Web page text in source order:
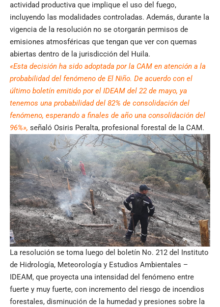
actividad productiva que implique el uso del fuego,
incluyendo las modalidades controladas. Además, durante la
vigencia de la resolución no se otorgarán permisos de
emisiones atmosféricas que tengan que ver con quemas
abiertas dentro de la jurisdicción del Huila.
«Esta decisión ha sido adoptada por la CAM en atención a la
probabilidad del fenómeno de El Niño. De acuerdo con el
último boletín emitido por el IDEAM del 22 de mayo, ya
tenemos una probabilidad del 82% de consolidación del
fenómeno, esperando a finales de año una consolidación del
96%», señaló Osiris Peralta, profesional forestal de la CAM.
La resolución se toma luego del boletín No. 212 del Instituto
de Hidrología, Meteorología y Estudios Ambientales –
IDEAM, que proyecta una intensidad del fenómeno entre
fuerte y muy fuerte, con incremento del riesgo de incendios
forestales, disminución de la humedad y presiones sobre la